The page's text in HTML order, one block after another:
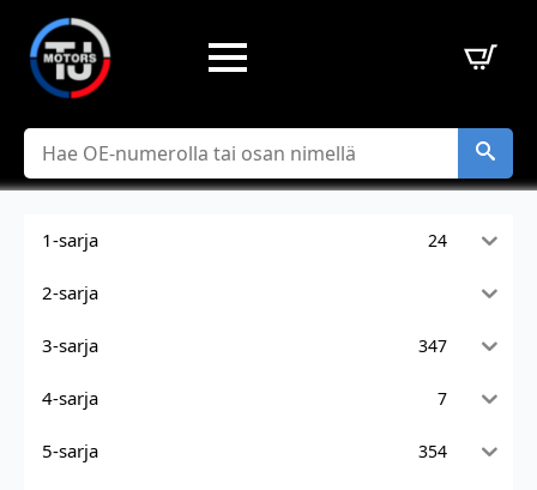
Hae
1-sarja 24
2-sarja
3-sarja 347
4-sarja 7
5-sarja 354